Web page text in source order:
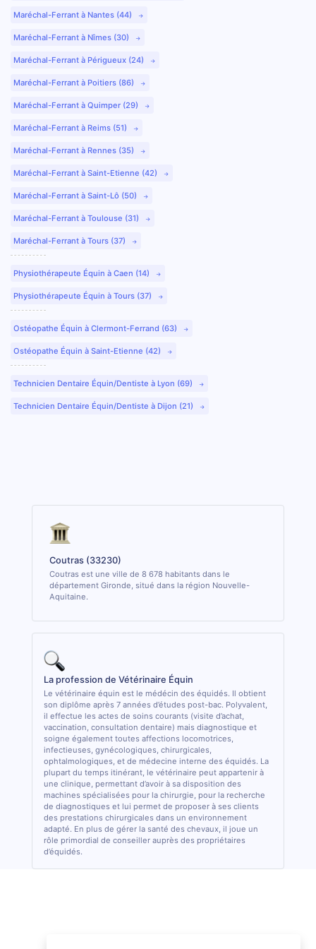
Maréchal-Ferrant à Nantes (44)
Maréchal-Ferrant à Nîmes (30)
Maréchal-Ferrant à Périgueux (24)
Maréchal-Ferrant à Poitiers (86)
Maréchal-Ferrant à Quimper (29)
Maréchal-Ferrant à Reims (51)
Maréchal-Ferrant à Rennes (35)
Maréchal-Ferrant à Saint-Etienne (42)
Maréchal-Ferrant à Saint-Lô (50)
Maréchal-Ferrant à Toulouse (31)
Maréchal-Ferrant à Tours (37)
Physiothérapeute Équin à Caen (14)
Physiothérapeute Équin à Tours (37)
Ostéopathe Équin à Clermont-Ferrand (63)
Ostéopathe Équin à Saint-Etienne (42)
Technicien Dentaire Équin/Dentiste à Lyon (69)
Technicien Dentaire Équin/Dentiste à Dijon (21)
Coutras (33230)
Coutras est une ville de 8 678 habitants dans le
département Gironde, situé dans la région Nouvelle-
Aquitaine.
La profession de Vétérinaire Équin
Le vétérinaire équin est le médécin des équidés. Il obtient
son diplôme après 7 années d’études post-bac. Polyvalent,
il effectue les actes de soins courants (visite d’achat,
vaccination, consultation dentaire) mais diagnostique et
soigne également toutes affections locomotrices,
infectieuses, gynécologiques, chirurgicales,
ophtalmologiques, et de médecine interne des équidés. La
plupart du temps itinérant, le vétérinaire peut appartenir à
une clinique, permettant d’avoir à sa disposition des
machines spécialisées pour la chirurgie, pour la recherche
de diagnostiques et lui permet de proposer à ses clients
des prestations chirurgicales dans un environnement
adapté. En plus de gérer la santé des chevaux, il joue un
rôle primordial de conseiller auprès des propriétaires
d’équidés.